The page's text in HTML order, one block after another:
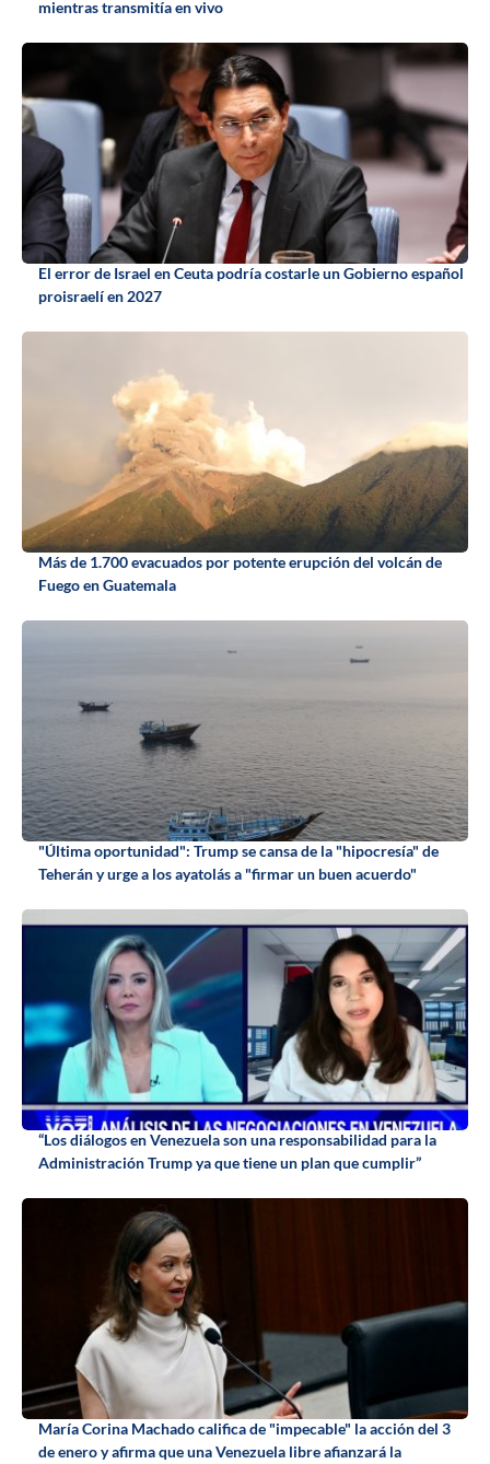
mientras transmitía en vivo
El error de Israel en Ceuta podría costarle un Gobierno español
proisraelí en 2027
Más de 1.700 evacuados por potente erupción del volcán de
Fuego en Guatemala
"Última oportunidad": Trump se cansa de la "hipocresía" de
Teherán y urge a los ayatolás a "firmar un buen acuerdo"
“Los diálogos en Venezuela son una responsabilidad para la
Administración Trump ya que tiene un plan que cumplir”
María Corina Machado califica de "impecable" la acción del 3
de enero y afirma que una Venezuela libre afianzará la